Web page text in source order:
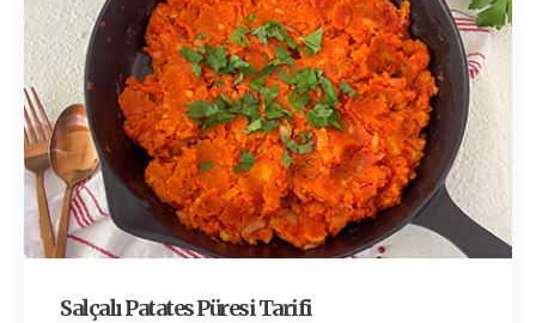
Salçalı Patates Püresi Tarifi